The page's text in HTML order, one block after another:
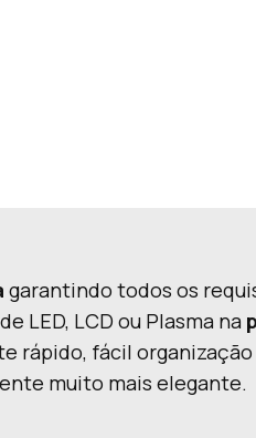
garantindo todos os
LED, LCD ou Plasma na
rápido, fácil
muito mais elegante.